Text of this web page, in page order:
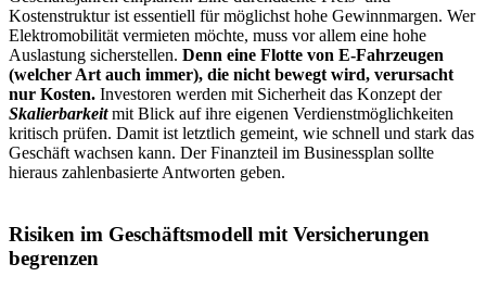
Kostenstruktur ist essentiell für möglichst hohe Gewinnmargen. Wer
Elektromobilität vermieten möchte, muss vor allem eine hohe
Auslastung sicherstellen. Denn eine Flotte von E-Fahrzeugen
(welcher Art auch immer), die nicht bewegt wird, verursacht
nur Kosten. Investoren werden mit Sicherheit das Konzept der
Skalierbarkeitmit Blick auf ihre eigenen Verdienstmöglichkeiten
kritisch prüfen. Damit ist letztlich gemeint, wie schnell und stark das
Geschäft wachsen kann. Der Finanzteil im Businessplan sollte
hieraus zahlenbasierte Antworten geben.
Risiken im Geschäftsmodell mit Versicherungen
begrenzen